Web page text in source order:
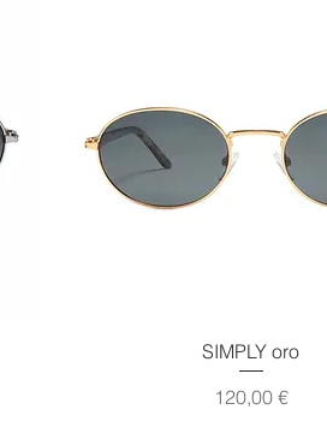
Vista rápida
SIMPLY oro
Precio
120,00 €